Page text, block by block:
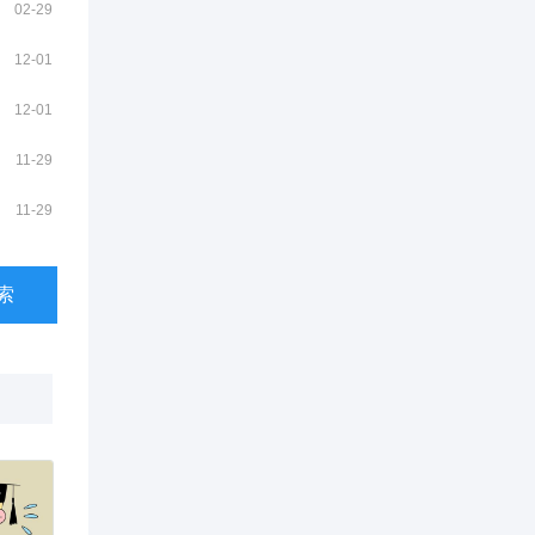
02-29
12-01
12-01
11-29
11-29